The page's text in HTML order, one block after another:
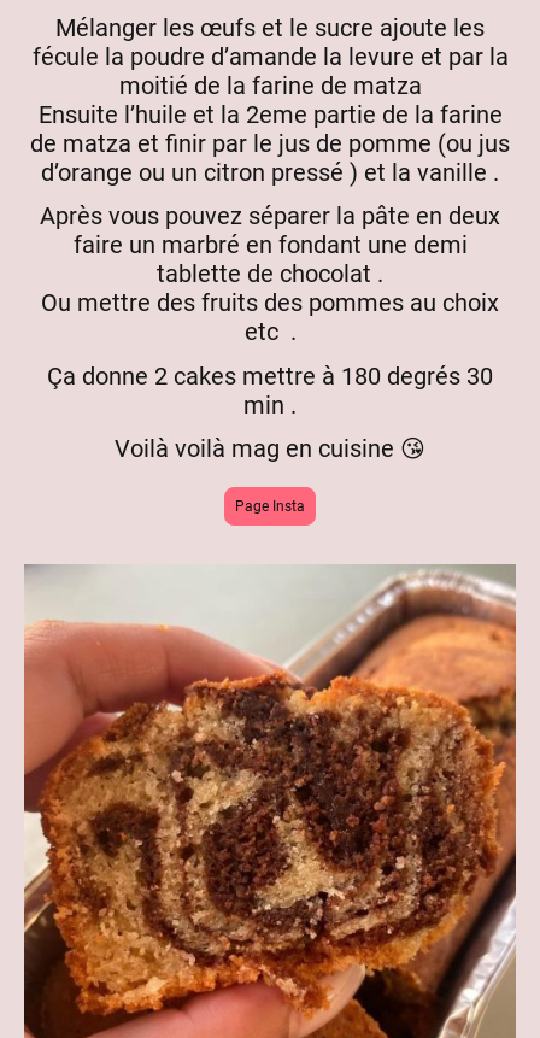
Mélanger les œufs et le sucre ajoute les
fécule la poudre d’amande la levure et par la
moitié de la farine de matza
Ensuite l’huile et la 2eme partie de la farine
de matza et finir par le jus de pomme (ou jus
d’orange ou un citron pressé ) et la vanille .
Après vous pouvez séparer la pâte en deux
faire un marbré en fondant une demi
tablette de chocolat .
Ou mettre des fruits des pommes au choix
etc .
Ça donne 2 cakes mettre à 180 degrés 30
min .
Voilà voilà mag en cuisine 😘
Page Insta